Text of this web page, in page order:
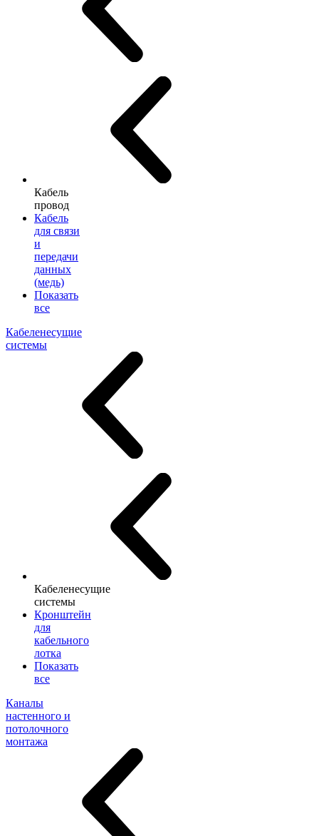
Кабель
провод
Кабель
для связи
и
передачи
данных
(медь)
Показать
все
Кабеленесущие
системы
Кабеленесущие
системы
Кронштейн
для
кабельного
лотка
Показать
все
Каналы
настенного и
потолочного
монтажа